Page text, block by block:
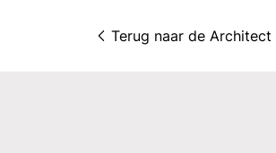
Terug naar de Architect